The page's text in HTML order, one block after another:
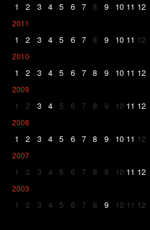
1 2 3 4 5 6 7 8 9 10 11 12
2011
1 2 3 4 5 6 7 8 9 10 11 12
2010
1 2 3 4 5 6 7 8 9 10 11 12
2009
1 2 3 4 5 6 7 8 9 10 11 12
2008
1 2 3 4 5 6 7 8 9 10 11 12
2007
1 2 3 4 5 6 7 8 9 10 11 12
2003
1 2 3 4 5 6 7 8 9 10 11 12